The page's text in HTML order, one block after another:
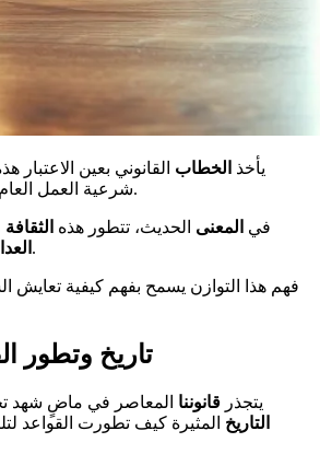
يأخذ الخطاب القانوني بعين الاعتبار
شرعية العمل العام على احترام الإجراءات.
في المعنى الحديث، تتطور هذه الثقافة
كخدمة عامة محايدة.
فهم هذا التوازن يسمح بفهم كيفية تعايش
تاريخ وتطور
يتجذر قانوننا المعاصر في ماضٍ شهد
التاريخ المثيرة كيف تطورت القواعد